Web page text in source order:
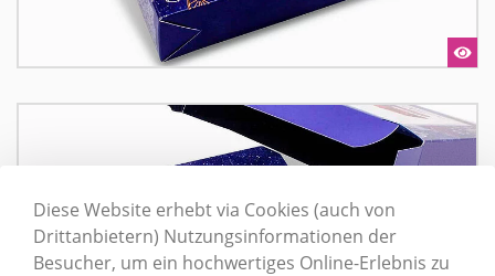
Diese Website erhebt via Cookies (auch von
Drittanbietern) Nutzungsinformationen der
Besucher, um ein hochwertiges Online-Erlebnis zu